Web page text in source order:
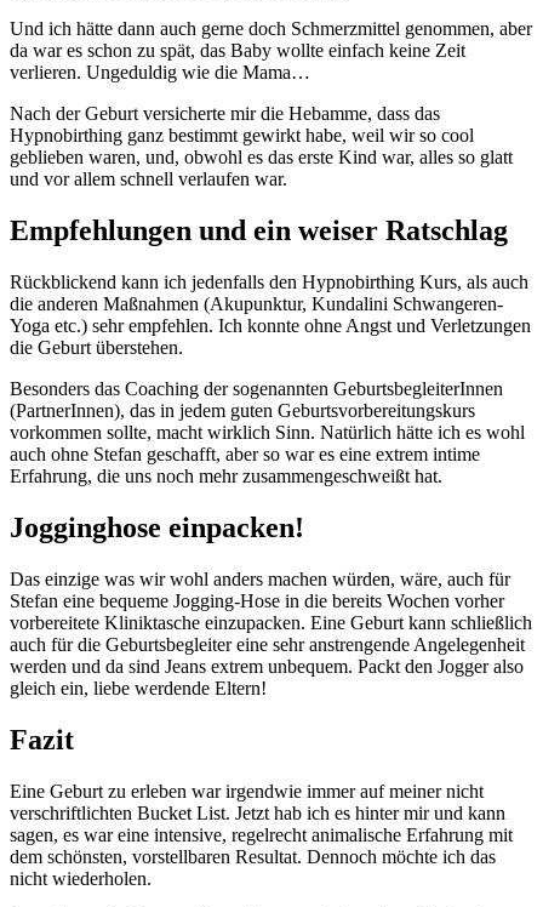
Und ich hätte dann auch gerne doch Schmerzmittel genommen, aber
da war es schon zu spät, das Baby wollte einfach keine Zeit
verlieren. Ungeduldig wie die Mama…
Nach der Geburt versicherte mir die Hebamme, dass das
Hypnobirthing ganz bestimmt gewirkt habe, weil wir so cool
geblieben waren, und, obwohl es das erste Kind war, alles so glatt
und vor allem schnell verlaufen war.
Empfehlungen und ein weiser Ratschlag
Rückblickend kann ich jedenfalls den Hypnobirthing Kurs, als auch
die anderen Maßnahmen (Akupunktur, Kundalini Schwangeren-
Yoga etc.) sehr empfehlen. Ich konnte ohne Angst und Verletzungen
die Geburt überstehen.
Besonders das Coaching der sogenannten GeburtsbegleiterInnen
(PartnerInnen), das in jedem guten Geburtsvorbereitungskurs
vorkommen sollte, macht wirklich Sinn. Natürlich hätte ich es wohl
auch ohne Stefan geschafft, aber so war es eine extrem intime
Erfahrung, die uns noch mehr zusammengeschweißt hat.
Jogginghose einpacken!
Das einzige was wir wohl anders machen würden, wäre, auch für
Stefan eine bequeme Jogging-Hose in die bereits Wochen vorher
vorbereitete Kliniktasche einzupacken. Eine Geburt kann schließlich
auch für die Geburtsbegleiter eine sehr anstrengende Angelegenheit
werden und da sind Jeans extrem unbequem. Packt den Jogger also
gleich ein, liebe werdende Eltern!
Fazit
Eine Geburt zu erleben war irgendwie immer auf meiner nicht
verschriftlichten Bucket List. Jetzt hab ich es hinter mir und kann
sagen, es war eine intensive, regelrecht animalische Erfahrung mit
dem schönsten, vorstellbaren Resultat. Dennoch möchte ich das
nicht wiederholen.